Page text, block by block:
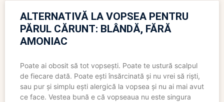
ALTERNATIVĂ LA VOPSEA PENTRU
PĂRUL CĂRUNT: BLÂNDĂ, FĂRĂ
AMONIAC
Poate ai obosit să tot vopsești. Poate te ustură scalpul
de fiecare dată. Poate ești însărcinată și nu vrei să riști,
sau pur și simplu ești alergică la vopsea și nu ai mai avut
ce face. Vestea bună e că vopseaua nu este singura